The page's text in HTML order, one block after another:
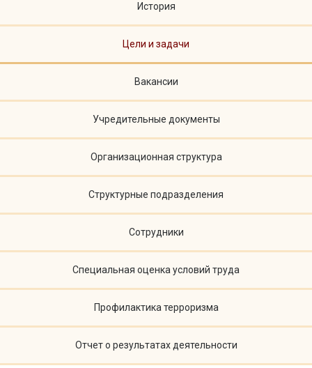
История
Цели и задачи
Вакансии
Учредительные документы
Организационная структура
Структурные подразделения
Сотрудники
Специальная оценка условий труда
Профилактика терроризма
Отчет о результатах деятельности